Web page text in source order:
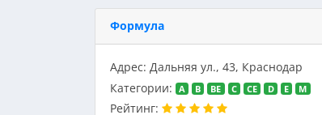
Формула
Адрес: Дальняя ул., 43, Краснодар
Категории:
A B BE C CE D E M
Рейтинг: